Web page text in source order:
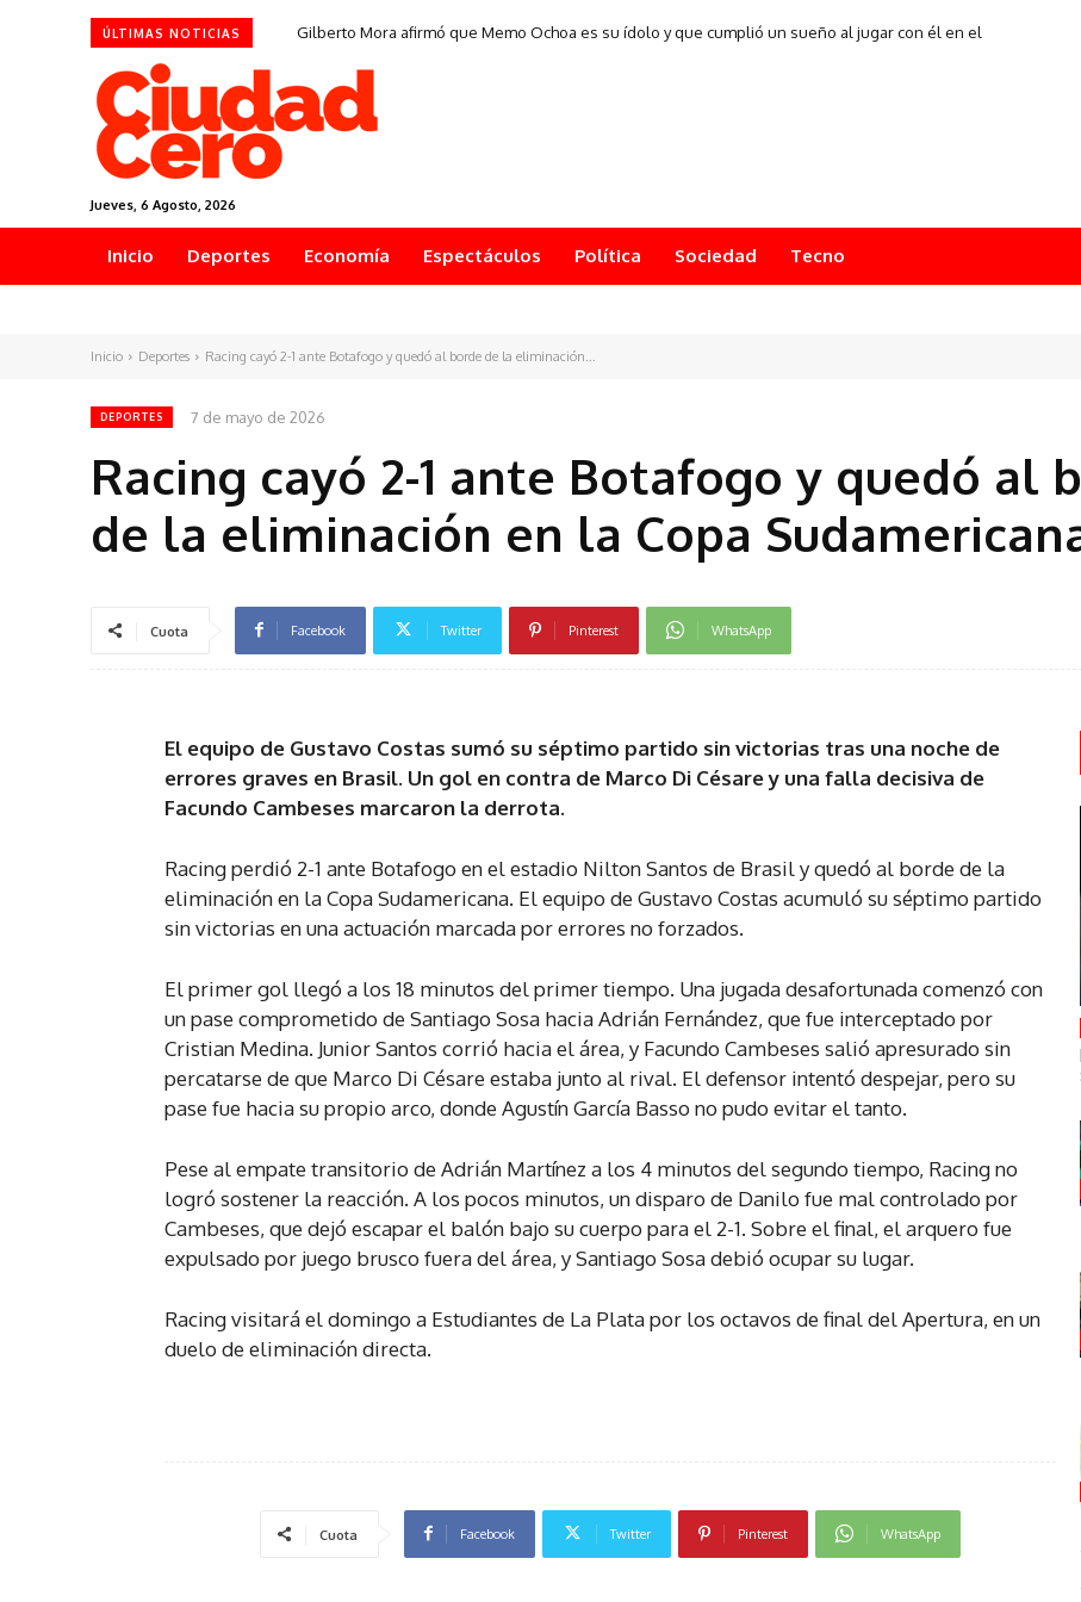
ÚLTIMAS NOTICIAS
Gilberto Mora afirmó que Memo Ochoa es su ídolo y que cumplió un sueño al jugar con él en el
Jueves, 6 Agosto, 2026
Inicio Deportes Economía Espectáculos Política Sociedad Tecno
Inicio Deportes Racing cayó 2-1 ante Botafogo y quedó al borde de la eliminación...
DEPORTES 7 de mayo de 2026
Racing cayó 2-1 ante Botafogo y quedó al
de la eliminación en la Copa
Cuota Facebook Twitter Pinterest WhatsApp
El equipo de Gustavo Costas sumó su séptimo partido sin victorias tras una noche de
errores graves en Brasil. Un gol en contra de Marco Di Césare y una falla decisiva de
Facundo Cambeses marcaron la derrota.
Racing perdió 2-1 ante Botafogo en el estadio Nilton Santos de Brasil y quedó al borde de la
eliminación en la Copa Sudamericana. El equipo de Gustavo Costas acumuló su séptimo partido
sin victorias en una actuación marcada por errores no forzados.
El primer gol llegó a los 18 minutos del primer tiempo. Una jugada desafortunada comenzó con
un pase comprometido de Santiago Sosa hacia Adrián Fernández, que fue interceptado por
Cristian Medina. Junior Santos corrió hacia el área, y Facundo Cambeses salió apresurado sin
percatarse de que Marco Di Césare estaba junto al rival. El defensor intentó despejar, pero su
pase fue hacia su propio arco, donde Agustín García Basso no pudo evitar el tanto.
Pese al empate transitorio de Adrián Martínez a los 4 minutos del segundo tiempo, Racing no
logró sostener la reacción. A los pocos minutos, un disparo de Danilo fue mal controlado por
Cambeses, que dejó escapar el balón bajo su cuerpo para el 2-1. Sobre el final, el arquero fue
expulsado por juego brusco fuera del área, y Santiago Sosa debió ocupar su lugar.
Racing visitará el domingo a Estudiantes de La Plata por los octavos de final del Apertura, en un
duelo de eliminación directa.
Cuota Facebook Twitter Pinterest WhatsApp